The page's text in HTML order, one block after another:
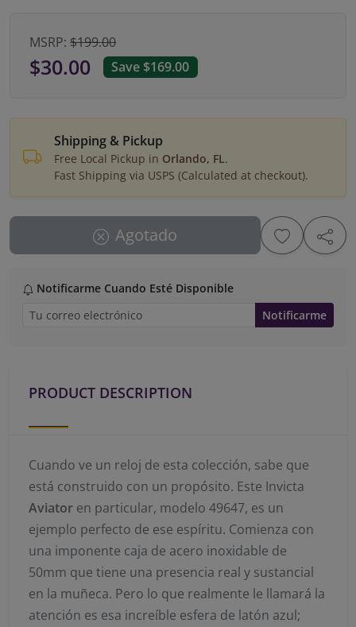
MSRP: $199.00
$30.00 Save $169.00
Shipping & Pickup
Free Local Pickup in Orlando, FL.
Fast Shipping via USPS (Calculated at checkout).
Agotado
Notificarme Cuando Esté Disponible
Notificarme
PRODUCT DESCRIPTION
Cuando ve un reloj de esta colección, sabe que
está construido con un propósito. Este Invicta
Aviator en particular, modelo 49647, es un
ejemplo perfecto de ese espíritu. Comienza con
una imponente caja de acero inoxidable de
50mm que tiene una presencia real y sustancial
en la muñeca. Pero lo que realmente le llamará la
atención es esa increíble esfera de latón azul;